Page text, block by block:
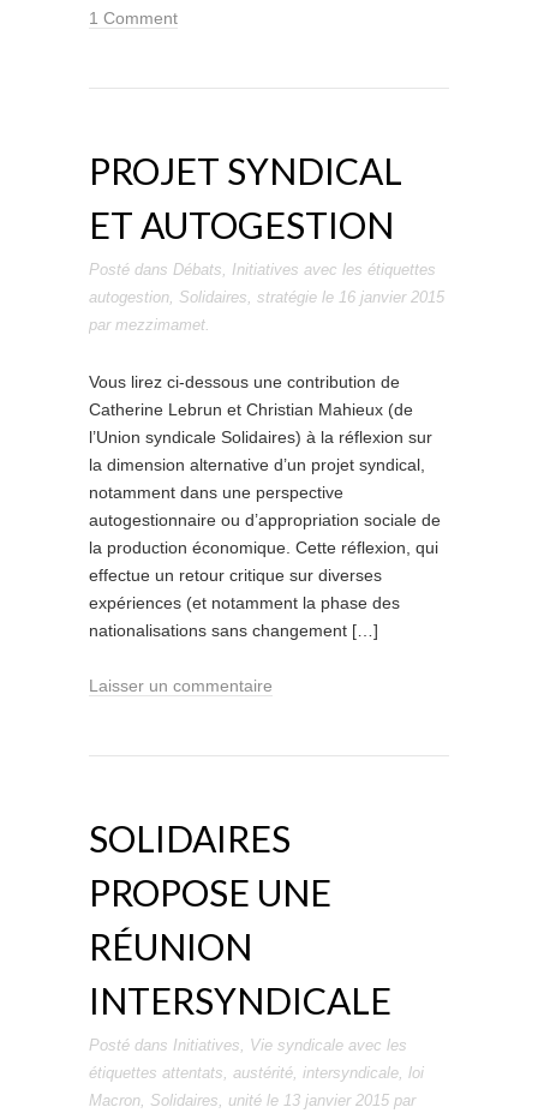
1 Comment
PROJET SYNDICAL
ET AUTOGESTION
Posté dans Débats, Initiatives avec les étiquettes
autogestion, Solidaires, stratégie le 16 janvier 2015
par mezzimamet.
Vous lirez ci-dessous une contribution de
Catherine Lebrun et Christian Mahieux (de
l’Union syndicale Solidaires) à la réflexion sur
la dimension alternative d’un projet syndical,
notamment dans une perspective
autogestionnaire ou d’appropriation sociale de
la production économique. Cette réflexion, qui
effectue un retour critique sur diverses
expériences (et notamment la phase des
nationalisations sans changement […]
Laisser un commentaire
SOLIDAIRES
PROPOSE UNE
RÉUNION
INTERSYNDICALE
Posté dans Initiatives, Vie syndicale avec les
étiquettes attentats, austérité, intersyndicale, loi
Macron, Solidaires, unité le 13 janvier 2015 par